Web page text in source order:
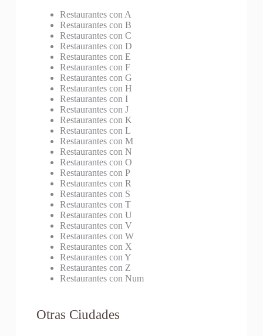
Restaurantes con A
Restaurantes con B
Restaurantes con C
Restaurantes con D
Restaurantes con E
Restaurantes con F
Restaurantes con G
Restaurantes con H
Restaurantes con I
Restaurantes con J
Restaurantes con K
Restaurantes con L
Restaurantes con M
Restaurantes con N
Restaurantes con O
Restaurantes con P
Restaurantes con R
Restaurantes con S
Restaurantes con T
Restaurantes con U
Restaurantes con V
Restaurantes con W
Restaurantes con X
Restaurantes con Y
Restaurantes con Z
Restaurantes con Num
Otras Ciudades